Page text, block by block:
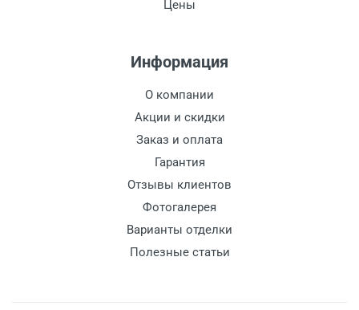
Цены
Информация
О компании
Акции и скидки
Заказ и оплата
Гарантия
Отзывы клиентов
Фотогалерея
Варианты отделки
Полезные статьи